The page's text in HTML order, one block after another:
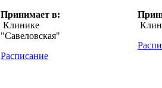
Принимает в:
Клинике
"Савеловская"
Расписание